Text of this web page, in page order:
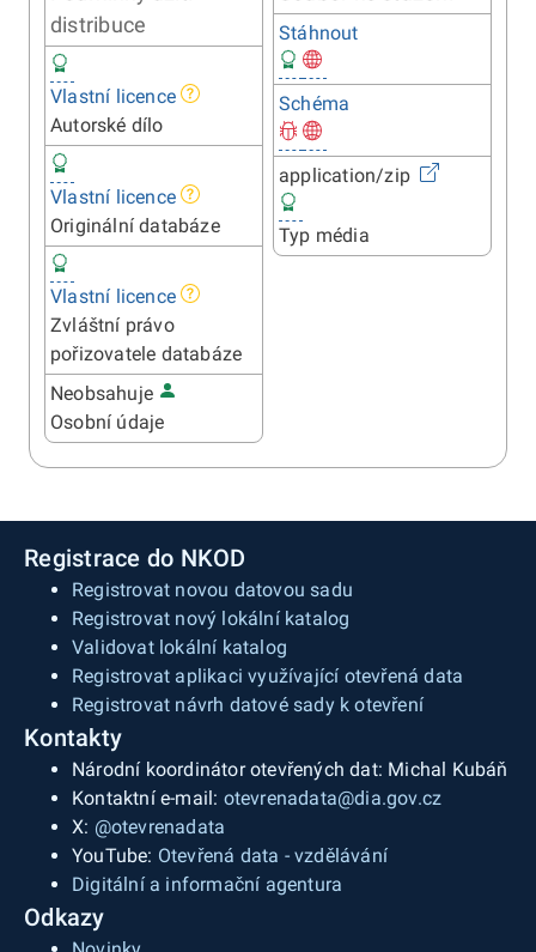
distribuce
Vlastní licence
Autorské dílo
Vlastní licence
Originální databáze
Vlastní licence
Zvláštní právo
pořizovatele databáze
Neobsahuje
Osobní údaje
Stáhnout
Schéma
application/zip
Typ média
Registrace do NKOD
Registrovat novou datovou sadu
Registrovat nový lokální katalog
Validovat lokální katalog
Registrovat aplikaci využívající otevřená data
Registrovat návrh datové sady k otevření
Kontakty
Národní koordinátor otevřených dat: Michal Kubáň
Kontaktní e-mail: otevrenadata@dia.gov.cz
X: @otevrenadata
YouTube: Otevřená data - vzdělávání
Digitální a informační agentura
Odkazy